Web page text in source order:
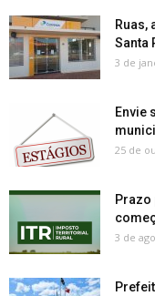
Ruas,
Santa
3 de
Envie
25 de
Prazo
3 de